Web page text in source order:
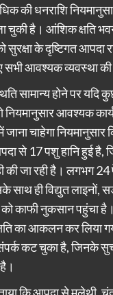
की धनराशि
चुकी है। आंशिक क्षति
सुरक्षा के दृष्टिगत आपदा
सभी आवश्यक व्यवस्था की
सामान्य होने पर यदि
आवश्यक
चाहेगा नियमानुसार
से 17 पशु हानि हुई है,
की जा रही है। लगभग
साथ ही विद्युत लाइनों,
को काफी नुकसान पहुंचा
का आकलन कर लिया
कट चुका है, जिनके